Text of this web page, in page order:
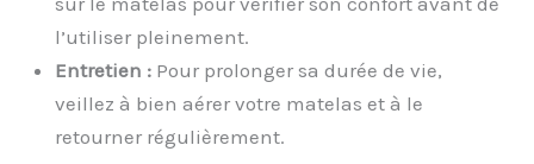
l’utiliser pleinement.
Entretien : Pour prolonger sa durée de vie,
veillez à bien aérer votre matelas et à le
retourner régulièrement.